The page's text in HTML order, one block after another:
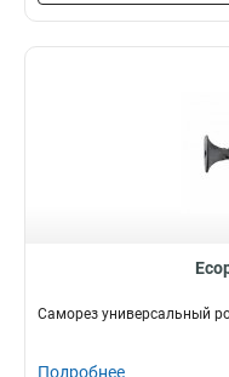
Саморез универсальный
Подробнее